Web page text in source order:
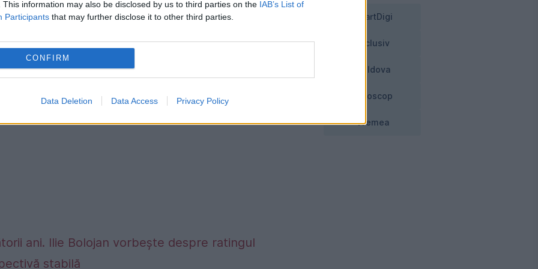
This information may also be disclosed by us to third parties on the IAB’s List of
Participants that may further disclose it to other third parties.
CONFIRM
Data Deletion Data Access Privacy Policy
a spus că era convins că „feroviarii” vor
cel care a făcut cadou oaspeților
ani. Ilie Bolojan vorbește despre ratingul
stabilă
SmartDigi
Exclusiv
Moldova
Horoscop
Vremea